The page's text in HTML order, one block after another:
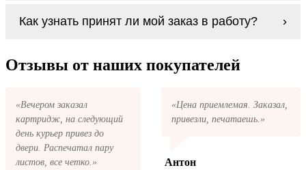
В любом случае вы можете заправить
картриджи Lexmark 640 series. У нас можно
моделей принтеров.
какой-то причине вам не подошли, мы при
Как узнать принят ли мой заказ в работу?
Lexmark 640 series на указанную вами
электронную почту придёт письмо с копией
чтобы оформить доставку. Если вы не
получили письмо с копией заказа,
пожалуйста, свяжитесь с нами через сервис
обратная связь, или позвоните.
Отзывы от наших покупателей
«Вечером заказал
картридж, на следующий
день курьер привез до
двери. Распечатал пару
листов, все четко.»
«Цена приемлемая. Заказал,
привезли, печатаешь.»
Антон